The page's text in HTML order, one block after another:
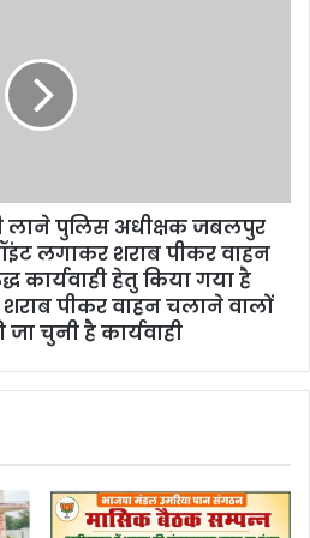
लाने पुलिस अधीक्षक जबलपुर
पॉइंट लगाकर शराब पीकर वाहन
कार्यवाही हेतु किया गया है
पीकर वाहन चलाने वालों
चुनी है कार्यवाही